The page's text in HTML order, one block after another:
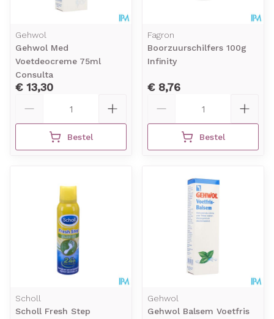
Gehwol
Gehwol Med
Voetdeocreme 75ml
Consulta
€ 13,30
Bestel
Fagron
Boorzuurschilfers 100g
Infinity
€ 8,76
Bestel
Scholl
Scholl Fresh Step
Gehwol
Gehwol Balsem Voetfris